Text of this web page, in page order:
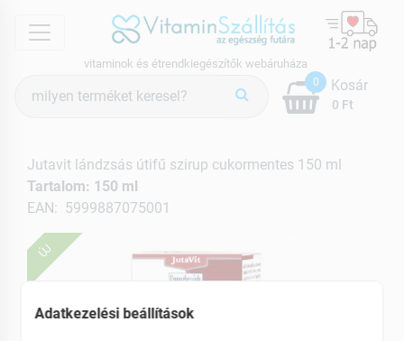
menu
vitaminok és étrendkiegészítők webáruháza
keresés
0
0 Ft
Kosár
ÚJ
Jutavit lándzsás útifű szirup cukormentes 150 ml
Tartalom: 150 ml
EAN: 5999887075001
Adatkezelési beállítások